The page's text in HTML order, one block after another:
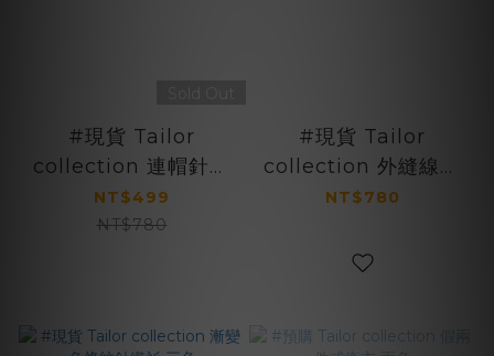
#現貨 Tailor
collection 連帽針織
衛衣 兩色
NT$499
NT$780
#現貨 Tailor
collection 外縫線亨
利帽踢 兩色
NT$780